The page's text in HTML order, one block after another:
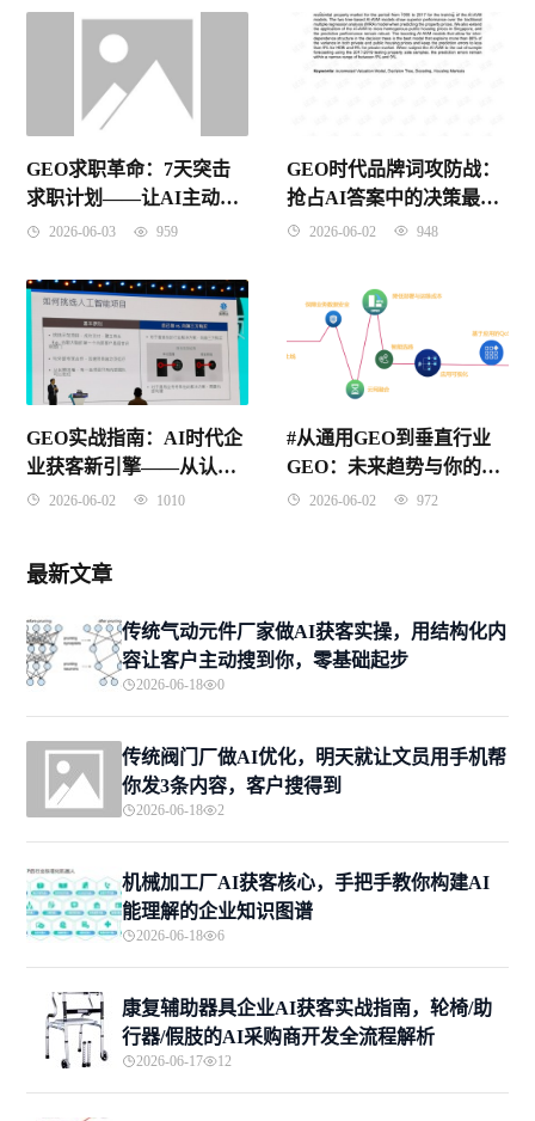
GEO求职革命：7天突击
求职计划——让AI主动推
荐你，从准备到入职的全
2026-06-03 959
GEO时代品牌词攻防战：
抢占AI答案中的决策最后
一环2026-06-02 948
GEO实战指南：AI时代企
业获客新引擎——从认知
到落地的完整方法论
2026-06-02 1010
#从通用GEO到垂直行业
GEO：未来趋势与你的专
业化路径
2026-06-02 972
最新文章
传统气动元件厂家做AI获客实操，用结构化内
容让客户主动搜到你，零基础起步
2026-06-18 0
传统阀门厂做AI优化，明天就让文员用手机帮
你发3条内容，客户搜得到
2026-06-18 2
机械加工厂AI获客核心，手把手教你构建AI
能理解的企业知识图谱
2026-06-18 6
康复辅助器具企业AI获客实战指南，轮椅/助
行器/假肢的AI采购商开发全流程解析
2026-06-17 12